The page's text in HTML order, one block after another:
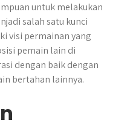
untuk melakukan
salah satu kunci
visi permainan yang
pemain lain di
dengan baik dengan
bertahan lainnya.